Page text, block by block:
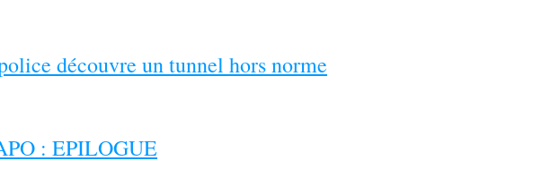
découvre un tunnel hors norme
: EPILOGUE